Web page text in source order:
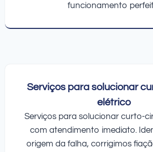
funcionamento
Serviços para solucionar
elétrico
Serviços para solucionar curto-
com atendimento imediato.
origem da falha, corrigimos